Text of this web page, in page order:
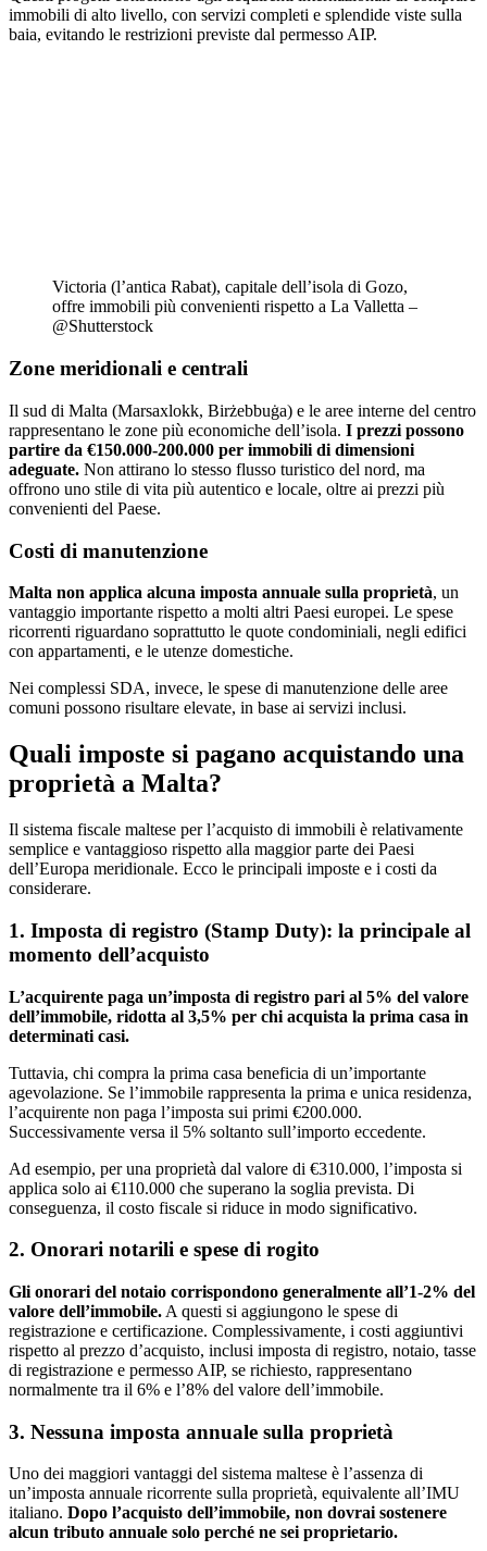
immobili di alto livello, con servizi completi e splendide viste sulla
baia, evitando le restrizioni previste dal permesso AIP.
Victoria (l’antica Rabat), capitale dell’isola di Gozo,
offre immobili più convenienti rispetto a La Valletta –
@Shutterstock
Zone meridionali e centrali
Il sud di Malta (Marsaxlokk, Birżebbuġa) e le aree interne del centro
rappresentano le zone più economiche dell’isola. I prezzi possono
partire da €150.000-200.000 per immobili di dimensioni
adeguate. Non attirano lo stesso flusso turistico del nord, ma
offrono uno stile di vita più autentico e locale, oltre ai prezzi più
convenienti del Paese.
Costi di manutenzione
Malta non applica alcuna imposta annuale sulla proprietà, un
vantaggio importante rispetto a molti altri Paesi europei. Le spese
ricorrenti riguardano soprattutto le quote condominiali, negli edifici
con appartamenti, e le utenze domestiche.
Nei complessi SDA, invece, le spese di manutenzione delle aree
comuni possono risultare elevate, in base ai servizi inclusi.
Quali imposte si pagano acquistando una
proprietà a Malta?
Il sistema fiscale maltese per l’acquisto di immobili è relativamente
semplice e vantaggioso rispetto alla maggior parte dei Paesi
dell’Europa meridionale. Ecco le principali imposte e i costi da
considerare.
1. Imposta di registro (Stamp Duty): la principale al
momento dell’acquisto
L’acquirente paga un’imposta di registro pari al 5% del valore
dell’immobile, ridotta al 3,5% per chi acquista la prima casa in
determinati casi.
Tuttavia, chi compra la prima casa beneficia di un’importante
agevolazione. Se l’immobile rappresenta la prima e unica residenza,
l’acquirente non paga l’imposta sui primi €200.000.
Successivamente versa il 5% soltanto sull’importo eccedente.
Ad esempio, per una proprietà dal valore di €310.000, l’imposta si
applica solo ai €110.000 che superano la soglia prevista. Di
conseguenza, il costo fiscale si riduce in modo significativo.
2. Onorari notarili e spese di rogito
Gli onorari del notaio corrispondono generalmente all’1-2% del
valore dell’immobile. A questi si aggiungono le spese di
registrazione e certificazione. Complessivamente, i costi aggiuntivi
rispetto al prezzo d’acquisto, inclusi imposta di registro, notaio, tasse
di registrazione e permesso AIP, se richiesto, rappresentano
normalmente tra il 6% e l’8% del valore dell’immobile.
3. Nessuna imposta annuale sulla proprietà
Uno dei maggiori vantaggi del sistema maltese è l’assenza di
un’imposta annuale ricorrente sulla proprietà, equivalente all’IMU
italiano. Dopo l’acquisto dell’immobile, non dovrai sostenere
alcun tributo annuale solo perché ne sei proprietario.